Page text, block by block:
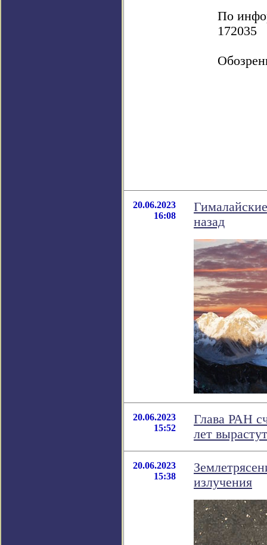
По
172035
20.06.2023
16:08
назад
20.06.2023
15:52
Глава РАН
лет
20.06.2023
15:38
излучения